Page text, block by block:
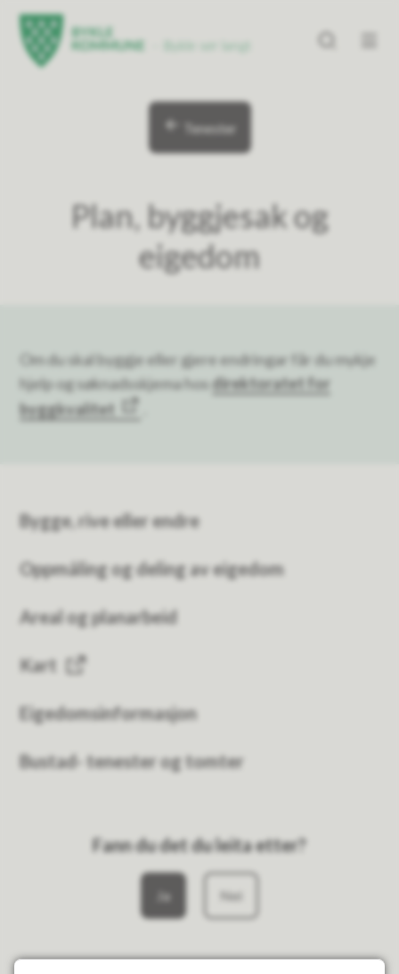
Bykle kommune
Tenester
Plan, byggjesak og
eigedom
Om du skal byggje eller gjere endringar får du mykje
hjelp og søknadsskjema hosdirektoratet for
byggkvalitet
Bygge, rive eller endre
Oppmåling og deling av eigedom
Areal og planarbeid
Kart
Eigedomsinformasjon
Bustad- tenester og tomter
Fann du det du leita etter?
Ja Nei